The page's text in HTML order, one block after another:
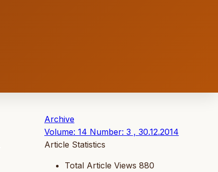
Archive
Volume: 14 Number: 3 , 30.12.2014
Article Statistics
Total Article Views 880